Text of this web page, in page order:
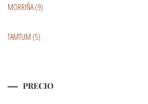
MORRIÑA(9)
TAMTUM (5)
PRECIO